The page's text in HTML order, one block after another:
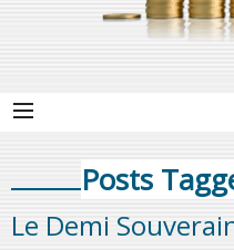
Posts
Le Demi